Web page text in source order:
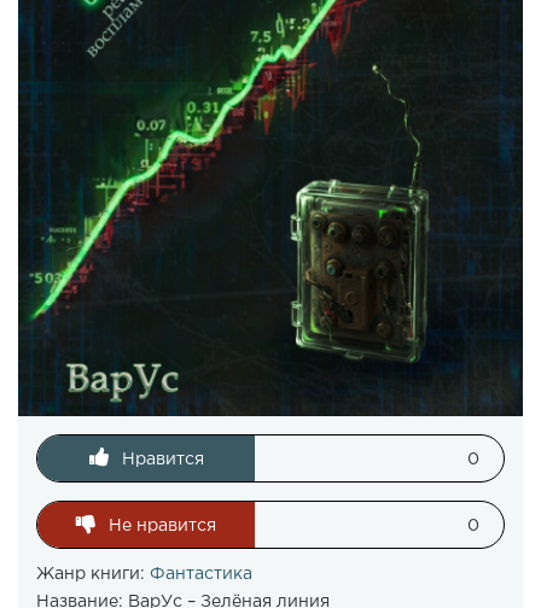
Нравится 0
Не нравится 0
Жанр книги: Фантастика
Название: ВарУс – Зелёная линия